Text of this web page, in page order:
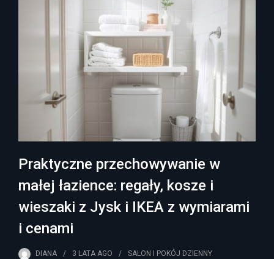
Praktyczne przechowywanie w
małej łazience: regały, kosze i
wieszaki z Jysk i IKEA z wymiarami
i cenami
DIANA 3 LATA AGO SALON I POKÓJ DZIENNY